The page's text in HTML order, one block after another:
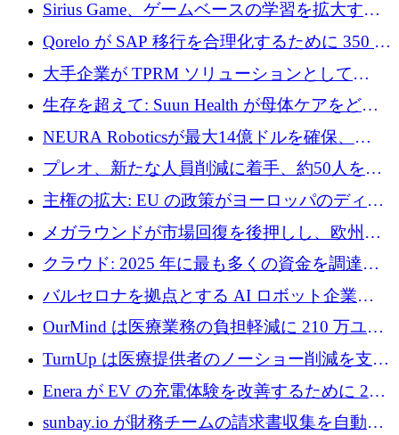
Sirius Game、ゲームベースの学習を拡大する
ために 130 万ユーロの資金調達を完了
Qorelo が SAP 移行を合理化するために 350 万
ドルを調達
大手企業が TPRM ソリューションとして
Vanta を選択する理由
生存を超えて: Suun Health が母体ケアをどの
ように再考しているか
NEURA Roboticsが最大14億ドルを確保、
Bending Spoonsが米国IPOを申請、英国首相が
4億ポンドのチップ計画を発表
プレオ、新たな人員削減に着手、約50人を解
雇
主権の拡大: EU の政策がヨーロッパのディー
プテック戦略をどのように再構築しているか
メガラウンドが市場回復を後押しし、欧州の
ハイテク資金調達は5月に105億ユーロに回復
クラウド: 2025 年に最も多くの資金を調達し
た 10 社
バルセロナを拠点とする AI ロボット企業
Theker が 8,500 万ドルを調達
OurMind は医療業務の負担軽減に 210 万ユー
ロを寄付
TurnUp は医療提供者のノーショー削減を支援
するために 200 万ユーロを調達
Enera が EV の充電体験を改善するために 200
万ドルを調達
sunbay.io が財務チームの請求書収集を自動化